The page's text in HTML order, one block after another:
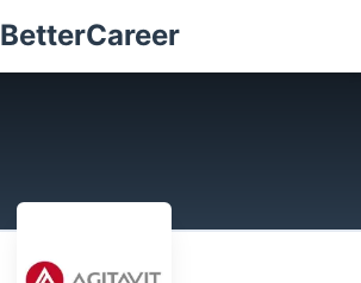
BetterCareer